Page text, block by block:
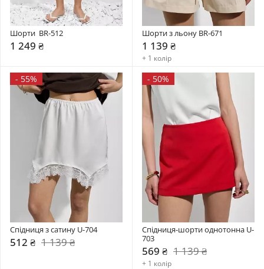
Шорти  BR-512
1 249 ₴
Шорти з льону BR-671
1 139 ₴
+ 1 колір
- 55%
Спідниця з сатину U-704
512 ₴ 1 139 ₴
- 50%
Спідниця-шорти однотонна U-
703
569 ₴ 1 139 ₴
+ 1 колір